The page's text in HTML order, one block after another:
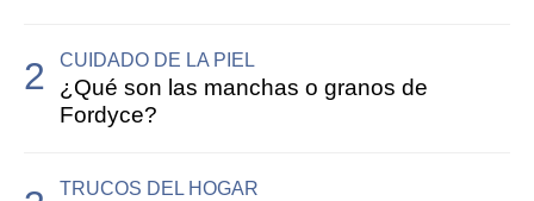
CUIDADO DE LA PIEL
¿Qué son las manchas o granos de
Fordyce?
TRUCOS DEL HOGAR